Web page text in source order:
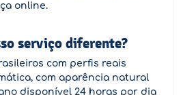
online.
serviço diferente?
com perfis reais
com aparência natural
disponível 24 horas por dia